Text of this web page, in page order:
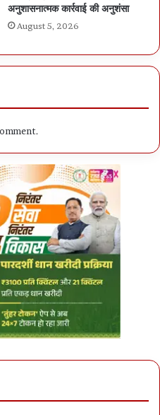
अनुशासनात्मक कार्रवाई की अनुशंसा
August 5, 2026